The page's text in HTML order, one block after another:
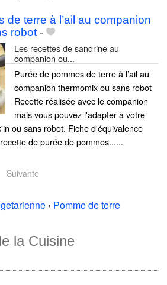
de terre à l’ail au companion
robot -
Les recettes de sandrine au
companion ou...
Purée de pommes de terre à l’ail au
companion thermomix ou sans robot
Recette réalisée avec le companion
mais vous pouvez l'adapter à votre
ou sans robot. Fiche d'équivalence
de purée de pommes......
Suivante
› Pomme de terre
la Cuisine